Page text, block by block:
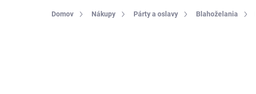
Domov Nákupy Párty a oslavy Blahoželania